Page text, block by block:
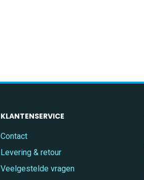
KLANTENSERVICE
Contact
Levering & retour
Veelgestelde vragen